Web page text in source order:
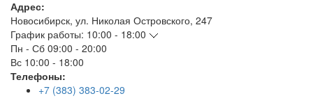
Адрес:
Новосибирск, ул. Николая Островского, 247
График работы: 10:00 - 18:00
Пн - Сб 09:00 - 20:00
Вс 10:00 - 18:00
Телефоны:
+7 (383) 383-02-29